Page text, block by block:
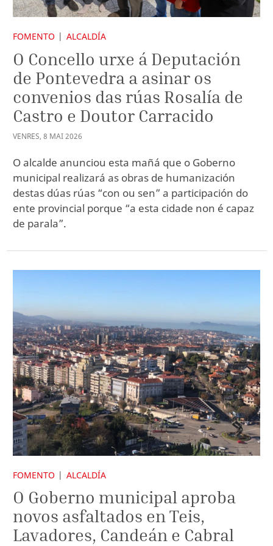
FOMENTO ALCALDÍA
O Concello urxe á Deputación
de Pontevedra a asinar os
convenios das rúas Rosalía de
Castro e Doutor Carracido
VENRES, 8 MAI2026
O alcalde anunciou esta mañá que o Goberno
municipal realizará as obras de humanización
destas dúas rúas “con ou sen” a participación do
ente provincial porque “a esta cidade non é capaz
de parala”.
FOMENTO ALCALDÍA
O Goberno municipal aproba
novos asfaltados en Teis,
Lavadores, Candeán e Cabral